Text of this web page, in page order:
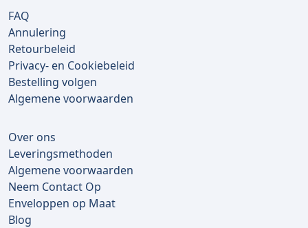
FAQ
Annulering
Retourbeleid
Privacy- en Cookiebeleid
Bestelling volgen
Algemene voorwaarden
Over ons
Leveringsmethoden
Algemene voorwaarden
Neem Contact Op
Enveloppen op Maat
Blog